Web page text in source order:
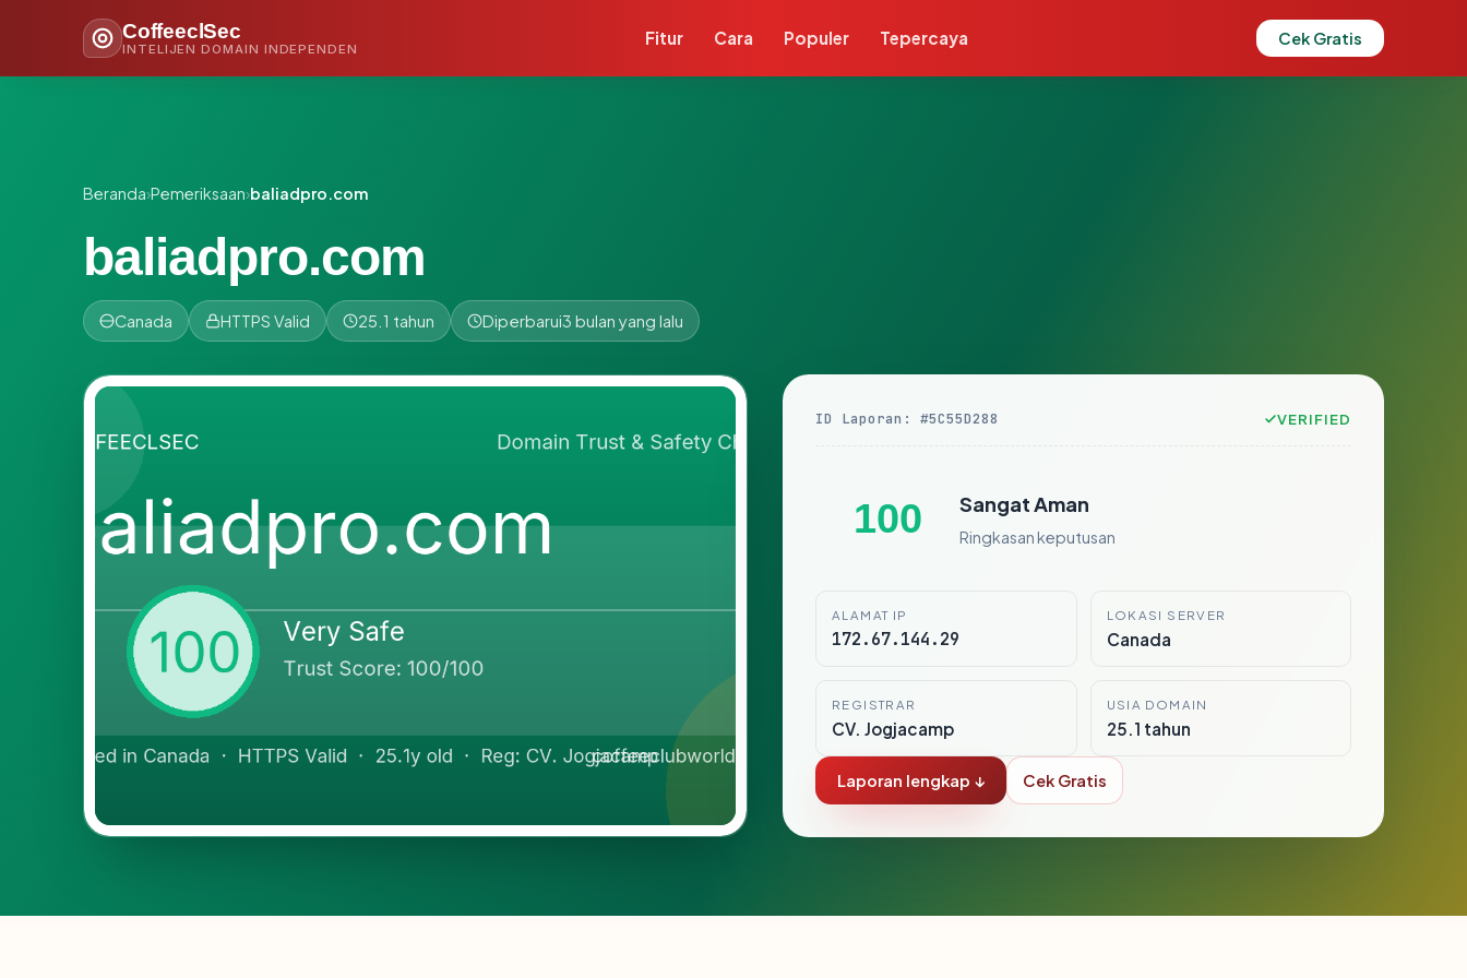
CoffeeclSec
INTELIJEN DOMAIN INDEPENDEN
Fitur Cara Populer Tepercaya Cek Gratis
Beranda›Pemeriksaan›baliadpro.com
baliadpro.com
Canada HTTPS Valid 25.1 tahun Diperbarui3 bulan yang lalu
ID Laporan: #5C55D288 VERIFIED
100 Sangat Aman
Ringkasan keputusan
ALAMAT IP
172.67.144.29
LOKASI SERVER
Canada
REGISTRAR
CV. Jogjacamp
USIA DOMAIN
25.1 tahun
Laporan lengkap ↓ Cek Gratis